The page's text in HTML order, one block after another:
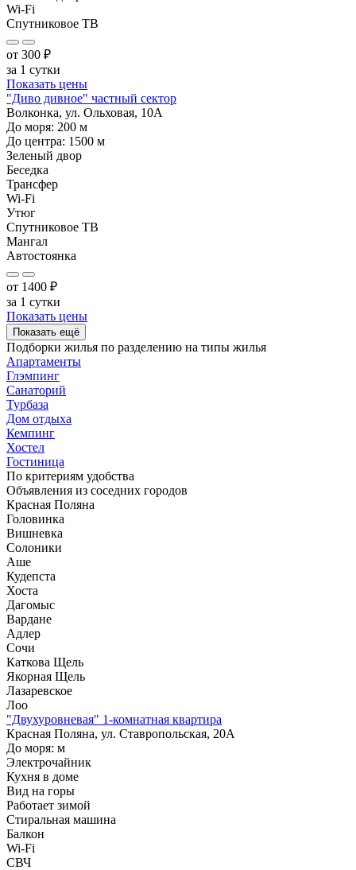
Wi-Fi
Спутниковое ТВ
от 300 ₽
за 1 сутки
Показать цены
"Диво дивное" частный сектор
Волконка, ул. Ольховая, 10А
До моря: 200 м
До центра: 1500 м
Зеленый двор
Беседка
Трансфер
Wi-Fi
Утюг
Спутниковое ТВ
Мангал
Автостоянка
от 1400 ₽
за 1 сутки
Показать цены
Показать ещё
Подборки жилья по разделению на типы жилья
Апартаменты
Глэмпинг
Санаторий
Турбаза
Дом отдыха
Кемпинг
Хостел
Гостиница
По критериям удобства
Объявления из соседних городов
Красная Поляна
Головинка
Вишневка
Солоники
Аше
Кудепста
Хоста
Дагомыс
Вардане
Адлер
Сочи
Каткова Щель
Якорная Щель
Лазаревское
Лоо
"Двухуровневая" 1-комнатная квартира
Красная Поляна, ул. Ставропольская, 20А
До моря: м
Электрочайник
Кухня в доме
Вид на горы
Работает зимой
Стиральная машина
Балкон
Wi-Fi
СВЧ